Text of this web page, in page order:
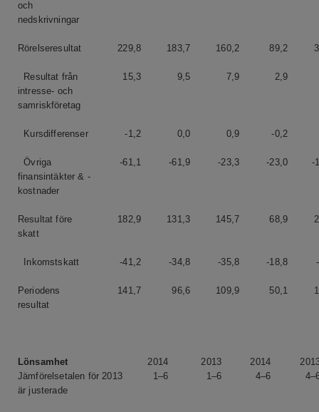
och
nedskrivningar
Rörelseresultat 229,8 183,7 160,2 89,2
Resultat från
intresse- och
samriskföretag
15,3 9,5 7,9 2,9
Kursdifferenser -1,2 0,0 0,9 -0,2
Övriga
finansintäkter & -
kostnader
-61,1 -61,9 -23,3 -23,0 -
Resultat före
skatt
182,9 131,3 145,7 68,9
Inkomstskatt -41,2 -34,8 -35,8 -18,8
Periodens
resultat
141,7 96,6 109,9 50,1
Lönsamhet
Jämförelsetalen för 2013
är justerade
2014
1–6
2013
1–6
2014
4–6